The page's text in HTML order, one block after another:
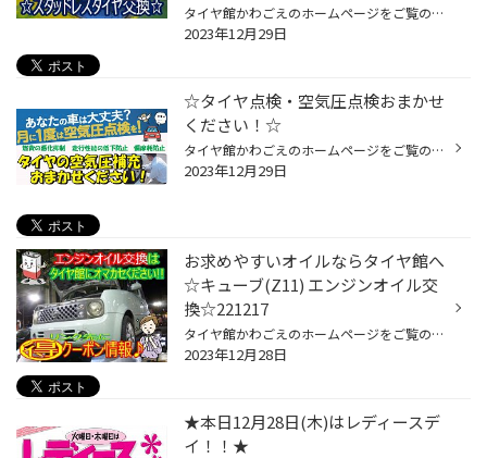
タイヤ館かわごえのホームページをご覧の皆様 こんにちは・こんばんは！ いつもご覧いただきありがとうございます！！ 本日は日産・ノートオーテッククロスオーバー（E13）のスタッドレスタイヤ＆アルミホイールセット取付の紹介です。 ノートのカスタム仕様としてオーテックより発売されている【ク...
2023年12月29日
☆タイヤ点検・空気圧点検おまかせ
ください！☆
タイヤ館かわごえのホームページをご覧の皆様 こんにちは・こんばんは！ いつもご覧いただきありがとうございます！！ なんか空気があまい気がする・・・ ひょっとして【パンク】かも！？ 気になる事があればお気軽に点検（もちろん無料）にお越しください♪ タイヤも１本から交換OKです！ お気軽に...
2023年12月29日
お求めやすいオイルならタイヤ館へ
☆キューブ(Z11) エンジンオイル交
換☆221217
タイヤ館かわごえのホームページをご覧の皆様 こんにちは・こんばんは！ いつもご覧いただきありがとうございます！！ 本日は日産・キューブのエンジンオイル交換をご紹介です。 （投稿の最後にお得な情報もございます♪） 今回のエンジンオイル交換はドレンボルトを取り外して下抜きしました。 オイ...
2023年12月28日
★本日12月28日(木)はレディースデ
イ！！★